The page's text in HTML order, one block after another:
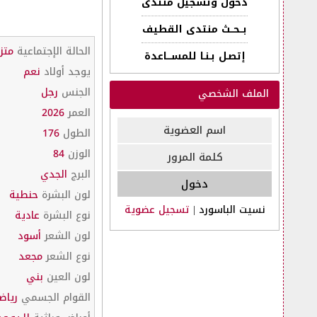
بــحــث منتدى القطيف
إتصـل بـنـا للمســـاعدة
الملف الشخصي
نسيت الباسورد | تسجيل عضوية
الحالة الإجتماعية
يوجد أولاد نعم
الجنس رجل
العمر2026
الطول 176
الوزن 84
البرج الجدي
لون البشرة حنطية
نوع البشرة عادية
لون الشعرأسود
نوع الشعرمجعد
لون العين بني
القوام الجسمي